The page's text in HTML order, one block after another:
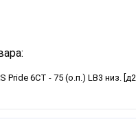
Pride 6СТ - 75 (о.п.) LB3 низ.